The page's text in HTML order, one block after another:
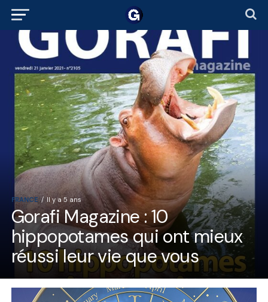
FRANCE Il y a 5 ans
Gorafi Magazine : 10
hippopotames qui ont mieux
réussi leur vie que vous